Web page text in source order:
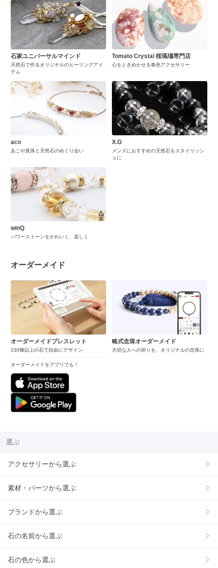
石家ユニバーサルマインド
天然石で作るオリジナルのヒーリングアイ
テム
Tomato Crystal 桜瑪瑙専門店
心をときめかせる春色アクセサリー
aco
あこや真珠と天然石のめぐり会い
X.G
メンズにおすすめの天然石をスタイリッシ
ュに
winQ
パワーストーンをかわいく、楽しく
オーダーメイド
オーダーメイドブレスレット
230種以上の石で自由にデザイン
オーダーメイドをアプリでも！
略式念珠オーダーメイド
大切な人への祈りを、オリジナルの念珠に
選ぶ
アクセサリーから選ぶ
素材・パーツから選ぶ
ブランドから選ぶ
石の名前から選ぶ
石の色から選ぶ